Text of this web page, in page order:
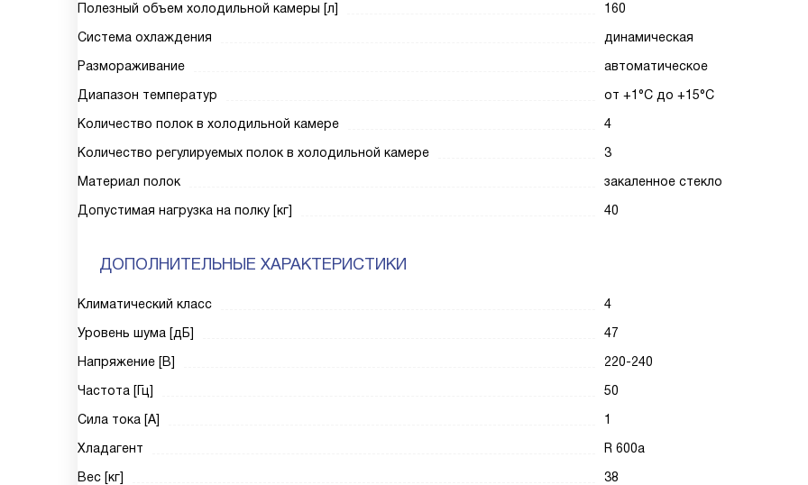
Полезный объем холодильной камеры [л]
160
Система охлаждения
динамическая
Размораживание
автоматическое
Диапазон температур
от +1°C до +15°C
Количество полок в холодильной камере
4
Количество регулируемых полок в холодильной камере
3
Материал полок
закаленное стекло
Допустимая нагрузка на полку [кг]
40
ДОПОЛНИТЕЛЬНЫЕ ХАРАКТЕРИСТИКИ
Климатический класс
4
Уровень шума [дБ]
47
Напряжение [В]
220-240
Частота [Гц]
50
Сила тока [А]
1
Хладагент
R 600a
Вес [кг]
38